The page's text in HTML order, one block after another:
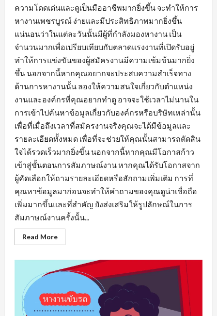
ความโดดเด่นและดูเป็นมืออาชีพมากยิ่งขึ้น จะทำให้การ
หางานเพชรบูรณ์ ง่ายและมีประสิทธิภาพมากยิ่งขึ้น
แน่นอนว่าในแต่ละวันนั้นมีผู้ที่กำลังมองหางาน เป็น
จำนวนมากเพื่อเปรียบเทียบกับตลาดแรงงานที่เปิดรับอยู่
ทำให้การแข่งขันของผู้สมัครงานมีความเข้มข้นมากยิ่ง
ขึ้น นอกจากนี้หากคุณอยากจะประสบความสำเร็จทาง
ด้านการหางานนั้น ลองให้ความสนใจเกี่ยวกับตำแหน่ง
งานและองค์กรที่คุณอยากทำดู อาจจะใช้เวลาไม่นานใน
การเข้าไปค้นหาข้อมูลเกี่ยวกับองค์กรหรือบริษัทเหล่านั้น
เพื่อที่เมื่อถึงเวลาที่สมัครงานจริงคุณจะได้มีข้อมูลและ
รายละเอียดทั้งหมด เพื่อที่จะช่วยให้คุณนั้นสามารถตัดสิน
ใจได้รวดเร็วมากยิ่งขึ้น นอกจากนี้หากคุณมีโอกาสก้าว
เข้าสู่ขั้นตอนการสัมภาษณ์งาน หากคุณได้รับโอกาสจาก
ผู้คัดเลือกให้ถามรายละเอียดหรือสักถามเพิ่มเติม การที่
คุณหาข้อมูลมาก่อนจะทำให้คำถามของคุณดูน่าเชื่อถือ
เพิ่มมากขึ้นและที่สำคัญ ยังส่งเสริมให้รูปลักษณ์ในการ
สัมภาษณ์งานครั้งนั้น...
Read MoreRead
more
เพชรบูรณ์
ตำแหน่ง
งาน
ว่าง
ที่